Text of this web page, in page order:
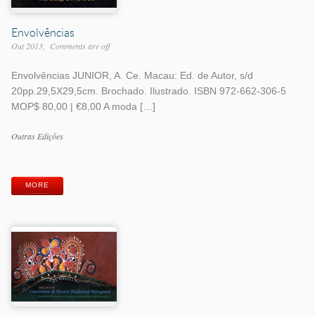
Envolvências
Out 2013 Comments are off
Envolvências JUNIOR, A. Ce. Macau: Ed. de Autor, s/d
20pp.29,5X29,5cm. Brochado. Ilustrado. ISBN 972-662-306-5
MOP$ 80,00 | €8,00 A moda […]
Work
Outras Edições
MORE